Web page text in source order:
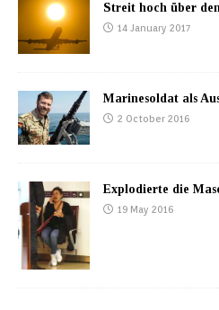
Streit hoch über
14 January 2017
Marinesoldat als
2 October 2016
Explodierte die
19 May 2016